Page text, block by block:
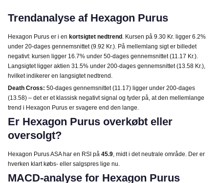
Trendanalyse af Hexagon Purus
Hexagon Purus er i en kortsigtet nedtrend . Kursen på 9.30 Kr. ligger 6.2%
under 20-dages gennemsnittet (9.92 Kr.). På mellemlang sigt er billedet
negativt: kursen ligger 16.7% under 50-dages gennemsnittet (11.17 Kr.).
Langsigtet ligger aktien 31.5% under 200-dages gennemsnittet (13.58 Kr.),
hvilket indikerer en langsigtet nedtrend.
Death Cross: 50-dages gennemsnittet (11.17) ligger under 200-dages
(13.58) – det er et klassisk negativt signal og tyder på, at den mellemlange
trend i Hexagon Purus er svagere end den lange.
Er Hexagon Purus overkøbt eller
oversolgt?
Hexagon Purus ASA har en RSI på 45.9, midt i det neutrale område. Der er
hverken klart købs- eller salgspres lige nu.
MACD-analyse for Hexagon Purus